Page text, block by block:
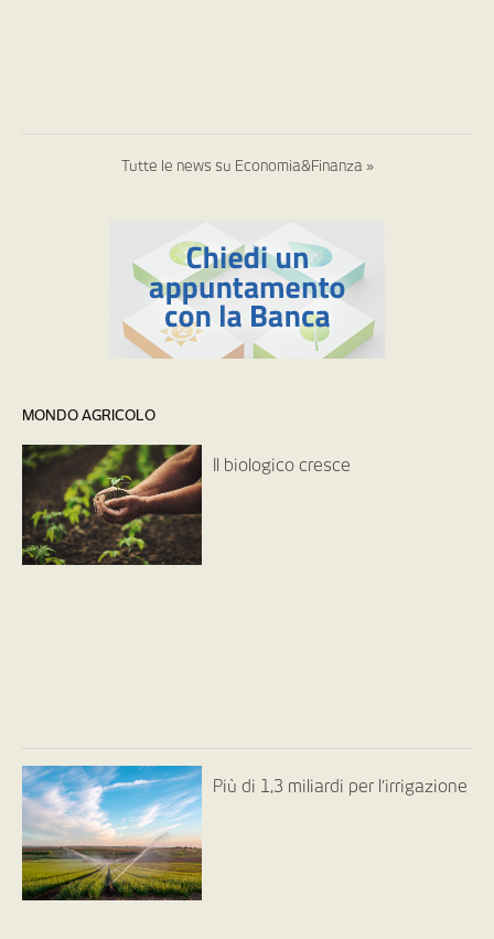
Tutte le news su Economia&Finanza »
MONDO AGRICOLO
Il biologico cresce
Più di 1,3 miliardi per l’irrigazione